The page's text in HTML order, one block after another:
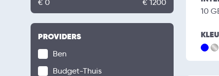
€ 0 € 1200
PROVIDERS
Ben
Budget-Thuis
10